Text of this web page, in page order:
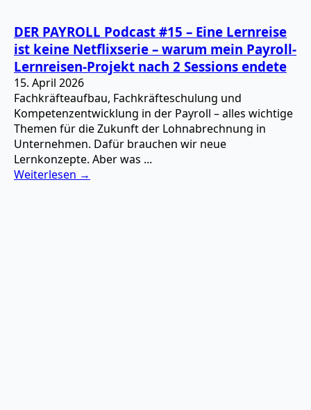
DER PAYROLL Podcast #15 – Eine Lernreise
ist keine Netflixserie – warum mein Payroll-
Lernreisen-Projekt nach 2 Sessions endete
15. April 2026
Fachkräfteaufbau, Fachkräfteschulung und
Kompetenzentwicklung in der Payroll – alles wichtige
Themen für die Zukunft der Lohnabrechnung in
Unternehmen. Dafür brauchen wir neue
Lernkonzepte. Aber was ...
Weiterlesen →